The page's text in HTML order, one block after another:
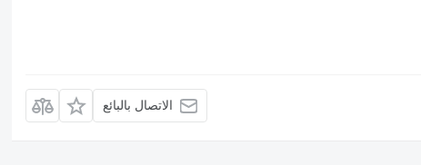
الاتصال بالبائع